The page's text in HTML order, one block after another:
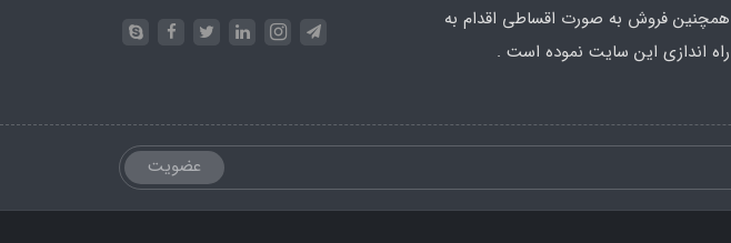
همچنین فروش به صورت اقساطی اقدام به
راه اندازی این سایت نموده است .
عضویت